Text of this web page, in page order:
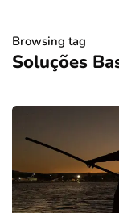
Browsing tag
Soluções